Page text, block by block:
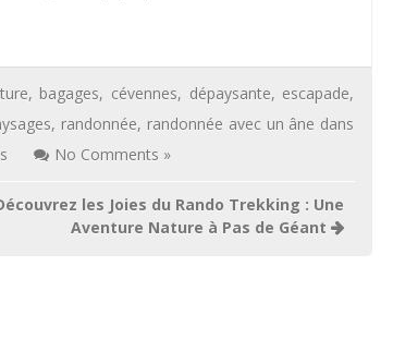
, bagages, cévennes, dépaysante, escapade,
, randonnée, randonnée avec un âne dans
No Comments »
les Joies du Rando Trekking : Une
Aventure Nature à Pas de Géant